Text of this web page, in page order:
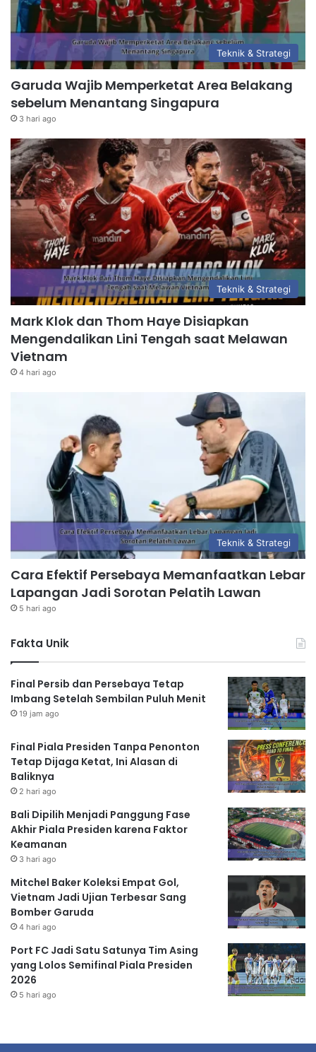
Teknik & Strategi
Garuda Wajib Memperketat Area Belakang
sebelum Menantang Singapura
3 hari ago
Teknik & Strategi
Mark Klok dan Thom Haye Disiapkan
Mengendalikan Lini Tengah saat Melawan
Vietnam
4 hari ago
Teknik & Strategi
Cara Efektif Persebaya Memanfaatkan Lebar
Lapangan Jadi Sorotan Pelatih Lawan
5 hari ago
Fakta Unik
Final Persib dan Persebaya Tetap
Imbang Setelah Sembilan Puluh Menit
19 jam ago
Final Piala Presiden Tanpa Penonton
Tetap Dijaga Ketat, Ini Alasan di
Baliknya
2 hari ago
Bali Dipilih Menjadi Panggung Fase
Akhir Piala Presiden karena Faktor
Keamanan
3 hari ago
Mitchel Baker Koleksi Empat Gol,
Vietnam Jadi Ujian Terbesar Sang
Bomber Garuda
4 hari ago
Port FC Jadi Satu Satunya Tim Asing
yang Lolos Semifinal Piala Presiden
2026
5 hari ago